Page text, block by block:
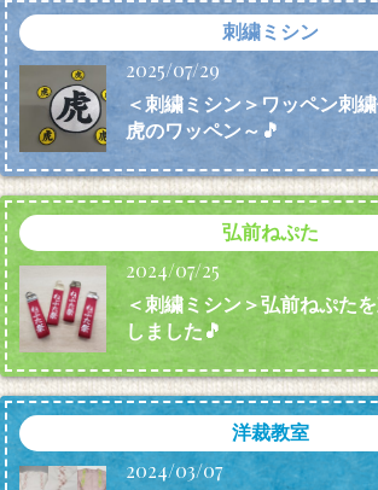
刺繍ミシン
2025/07/29
＜刺繍ミシン＞ワッペン刺
虎のワッペン～🎵
弘前ねぷた
2024/07/25
＜刺繍ミシン＞弘前ねぷた
しました🎵
洋裁教室
2024/03/07